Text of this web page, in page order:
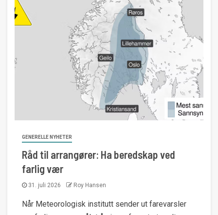
GENERELLE NYHETER
Råd til arrangører: Ha beredskap ved
farlig vær
31. juli 2026 Roy Hansen
Når Meteorologisk institutt sender ut farevarsler